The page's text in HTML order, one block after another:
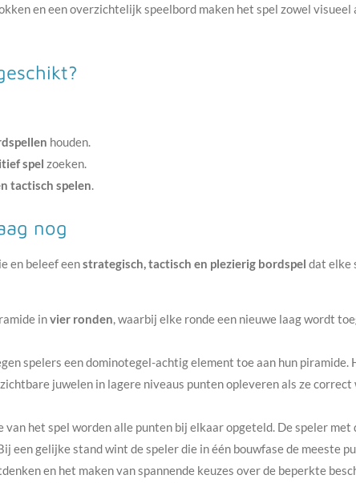
en een overzichtelijk speelbord maken het spel zowel
houden.
spel zoeken.
tactisch spelen.
nog
en beleef eenstrategisch, tactisch en plezierig bordspel dat elke
invier ronden, waarbij elke ronde een nieuwe laag wordt
spelers een dominotegel-achtig element toe aan hun piramide.
juwelen in lagere niveaus punten opleveren als ze
van het spel worden alle punten bij elkaar opgeteld. De speler
een gelijke stand wint de speler die in één bouwfase de meeste
en het maken van spannende keuzes over de beperkte